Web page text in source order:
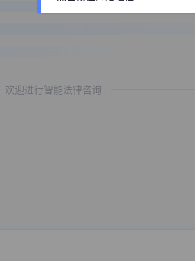
欢迎进行智能法律咨询